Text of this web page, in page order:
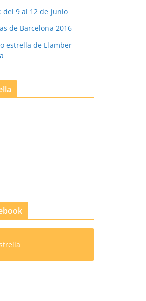
del 9 al 12 de junio
de Barcelona 2016
estrella de Llamber